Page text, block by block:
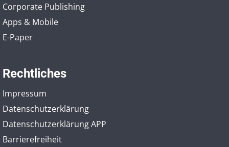
Corporate Publishing
Apps & Mobile
E-Paper
Rechtliches
Impressum
Datenschutzerklärung
Datenschutzerklärung APP
Barrierefreiheit